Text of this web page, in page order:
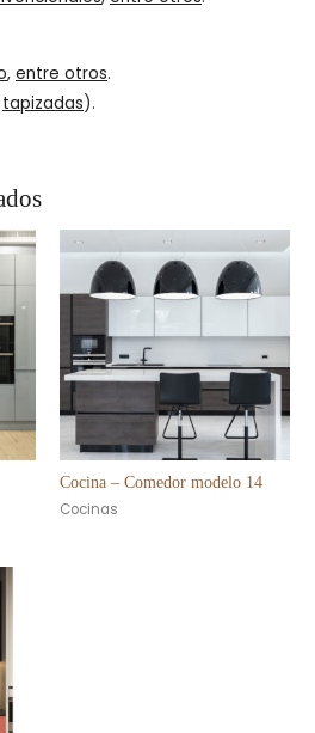
,entre otros.
tapizadas).
Cocina – Comedor modelo 14
Cocinas